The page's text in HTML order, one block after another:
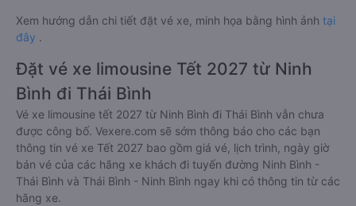
Xem hướng dẫn chi tiết đặt vé xe, minh họa bằng hình ảnh tại
đây .
Đặt vé xe limousine Tết 2027 từ Ninh
Bình đi Thái Bình
Vé xe limousine tết 2027 từ Ninh Bình đi Thái Bình vẫn chưa
được công bố. Vexere.com sẽ sớm thông báo cho các bạn
thông tin vé xe Tết 2027 bao gồm giá vé, lịch trình, ngày giờ
bán vé của các hãng xe khách đi tuyến đường Ninh Bình -
Thái Bình và Thái Bình - Ninh Bình ngay khi có thông tin từ các
hãng xe.